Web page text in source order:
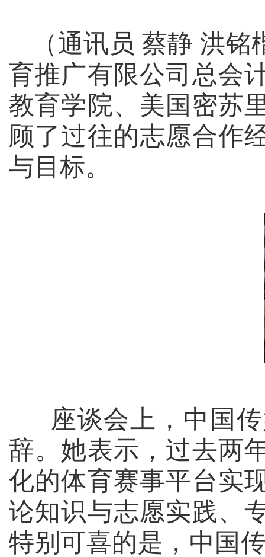
（通讯员 蔡静 洪铭
育推广有限公司总会
教育学院、美国密苏
顾了过往的志愿合作
与目标。
座谈会上，中国
辞。她表示，过去两
化的体育赛事平台实
论知识与志愿实践、
特别可喜的是，中国